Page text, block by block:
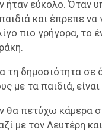
εύκολο. Όταν
και έπρεπε
πιο γρήγορα, το
τη δημοσιότητα
με τα παιδιά,
θα πετύχω κάμερα
με τον Λευτέρη